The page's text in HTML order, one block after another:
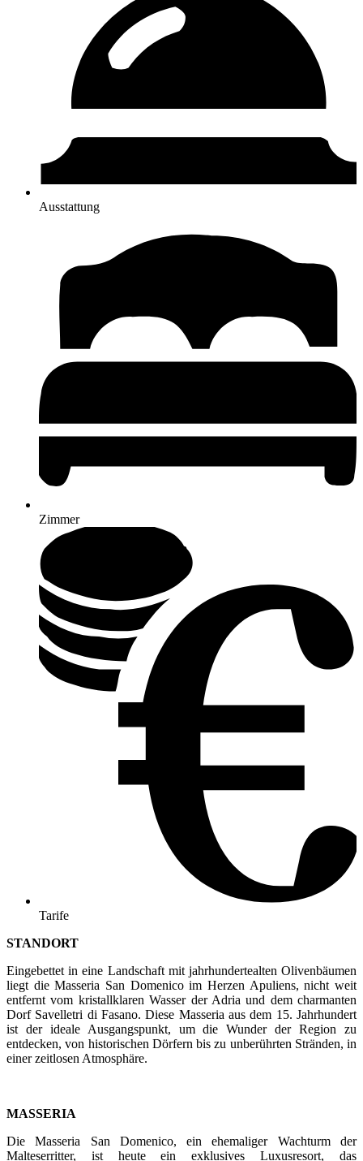
Ausstattung
Zimmer
Tarife
STANDORT
Eingebettet in eine Landschaft mit jahrhundertealten Olivenbäumen
liegt die Masseria San Domenico im Herzen Apuliens, nicht weit
entfernt vom kristallklaren Wasser der Adria und dem charmanten
Dorf Savelletri di Fasano. Diese Masseria aus dem 15. Jahrhundert
ist der ideale Ausgangspunkt, um die Wunder der Region zu
entdecken, von historischen Dörfern bis zu unberührten Stränden, in
einer zeitlosen Atmosphäre.
MASSERIA
Die Masseria San Domenico, ein ehemaliger Wachturm der
Malteserritter, ist heute ein exklusives Luxusresort, das